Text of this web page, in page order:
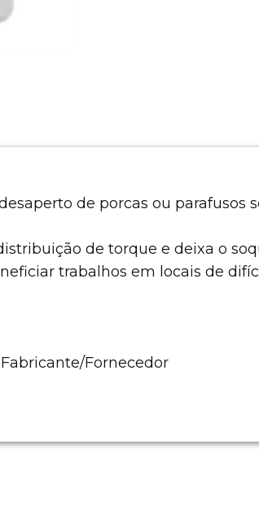
de porcas ou parafusos
de torque e deixa o
trabalhos em locais de
Fornecedor